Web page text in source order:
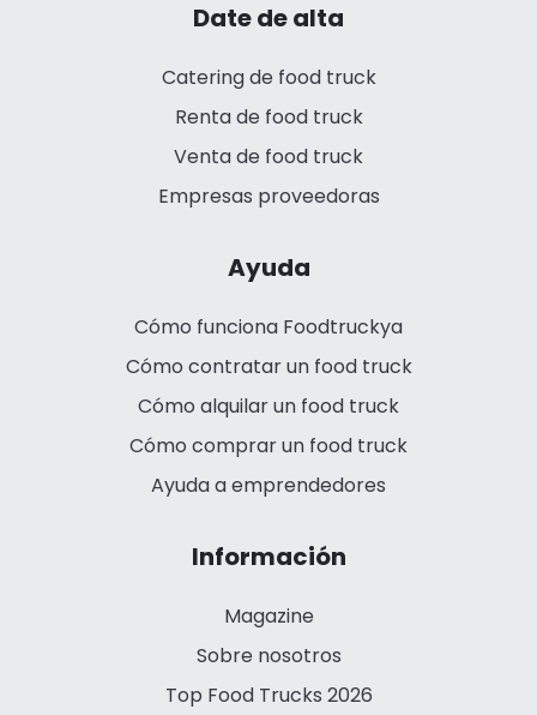
Date de alta
Catering de food truck
Renta de food truck
Venta de food truck
Empresas proveedoras
Ayuda
Cómo funciona Foodtruckya
Cómo contratar un food truck
Cómo alquilar un food truck
Cómo comprar un food truck
Ayuda a emprendedores
Información
Magazine
Sobre nosotros
Top Food Trucks 2026